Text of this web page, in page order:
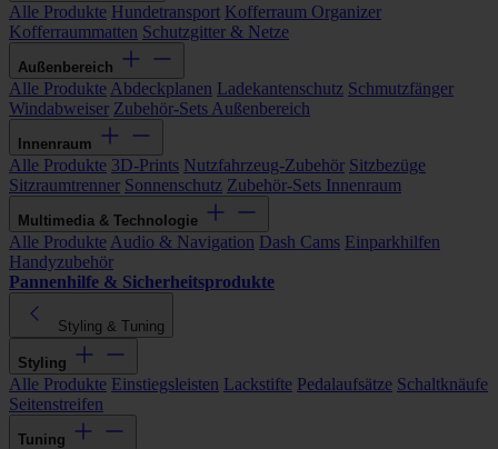
Alle Produkte Hundetransport Kofferraum Organizer
Kofferraummatten Schutzgitter & Netze
Außenbereich
Alle Produkte Abdeckplanen Ladekantenschutz Schmutzfänger
Windabweiser Zubehör-Sets Außenbereich
Innenraum
Alle Produkte 3D-Prints Nutzfahrzeug-Zubehör Sitzbezüge
Sitzraumtrenner Sonnenschutz Zubehör-Sets Innenraum
Multimedia & Technologie
Alle Produkte Audio & Navigation Dash Cams Einparkhilfen
Handyzubehör
Pannenhilfe & Sicherheitsprodukte
Styling & Tuning
Styling
Alle Produkte Einstiegsleisten Lackstifte Pedalaufsätze Schaltknäufe
Seitenstreifen
Tuning